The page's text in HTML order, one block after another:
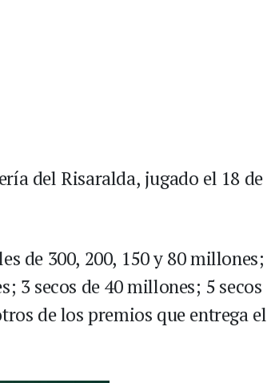
del Risaralda, jugado el 18 de
de 300, 200, 150 y 80 millones;
3 secos de 40 millones; 5 secos
de los premios que entrega el